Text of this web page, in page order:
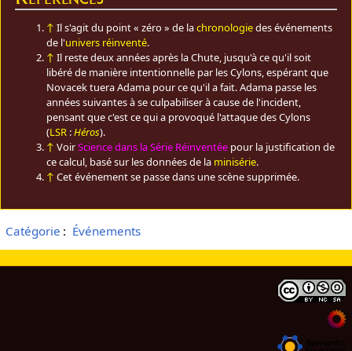
↑ Il s'agit du point « zéro » de lachronologiedes événements
de l'univers réinventé.
↑ Il reste deux années après la Chute, jusqu'à ce qu'il soit
libéré de manière intentionnelle par les Cylons, espérant que
Novacek tuera Adama pour ce qu'il a fait. Adama passe les
années suivantes à se culpabiliser à cause de l'incident,
pensant que c'est ce qui a provoqué l'attaque des Cylons
(LSR :Héros).
↑ VoirScience dans la Série Réinventée pour la justification de
ce calcul, basé sur les données de la minisérie.
↑ Cet événement se passe dans une scène supprimée.
Catégorie : Événements